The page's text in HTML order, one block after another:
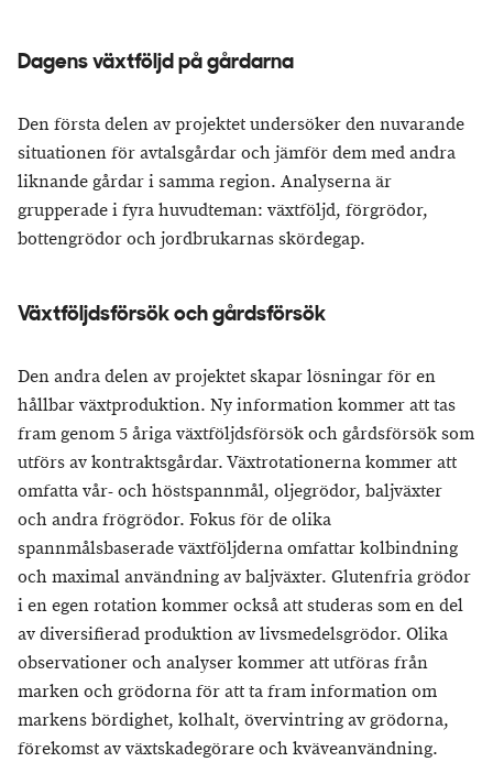
Dagens växtföljd på gårdarna
Den första delen av projektet undersöker den nuvarande
situationen för avtalsgårdar och jämför dem med andra
liknande gårdar i samma region. Analyserna är
grupperade i fyra huvudteman: växtföljd, förgrödor,
bottengrödor och jordbrukarnas skördegap.
Växtföljdsförsök och gårdsförsök
Den andra delen av projektet skapar lösningar för en
hållbar växtproduktion. Ny information kommer att tas
fram genom 5 åriga växtföljdsförsök och gårdsförsök som
utförs av kontraktsgårdar. Växtrotationerna kommer att
omfatta vår- och höstspannmål, oljegrödor, baljväxter
och andra frögrödor. Fokus för de olika
spannmålsbaserade växtföljderna omfattar kolbindning
och maximal användning av baljväxter. Glutenfria grödor
i en egen rotation kommer också att studeras som en del
av diversifierad produktion av livsmedelsgrödor. Olika
observationer och analyser kommer att utföras från
marken och grödorna för att ta fram information om
markens bördighet, kolhalt, övervintring av grödorna,
förekomst av växtskadegörare och kväveanvändning.